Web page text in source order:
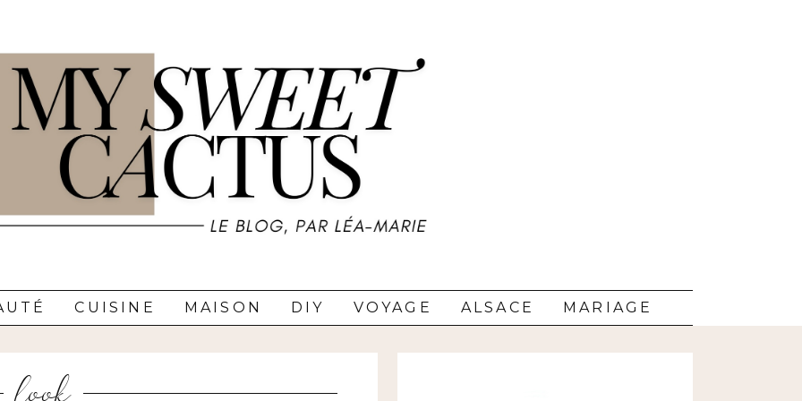
CUISINE MAISON DIY VOYAGE ALSACE MARIAGE